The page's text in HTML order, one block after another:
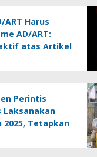
ART Harus
AD/ART:
atas Artikel
Aturan”
Perintis
Laksanakan
2025, Tetapkan